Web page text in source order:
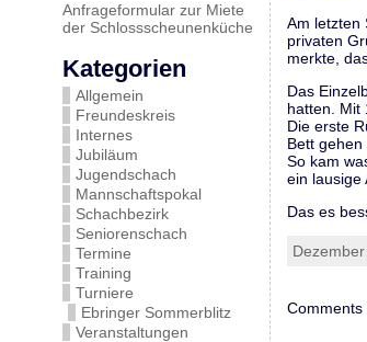
Anfrageformular zur Miete
der Schlossscheunenküche
Kategorien
Allgemein
Freundeskreis
Internes
Jubiläum
Jugendschach
Mannschaftspokal
Schachbezirk
Seniorenschach
Termine
Training
Turniere
Ebringer Sommerblitz
Veranstaltungen
Am letzten
privaten
merkte,
Das
hatten. Mit
Die erste
Bett
So kam
ein lausige
Das es
Comments